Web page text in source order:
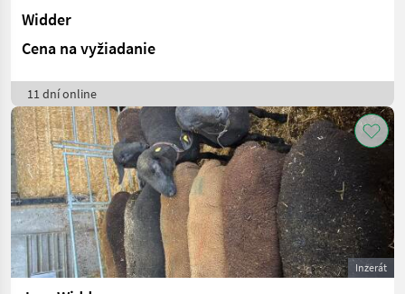
Widder
Cena na vyžiadanie
11 dní online
Inzerát